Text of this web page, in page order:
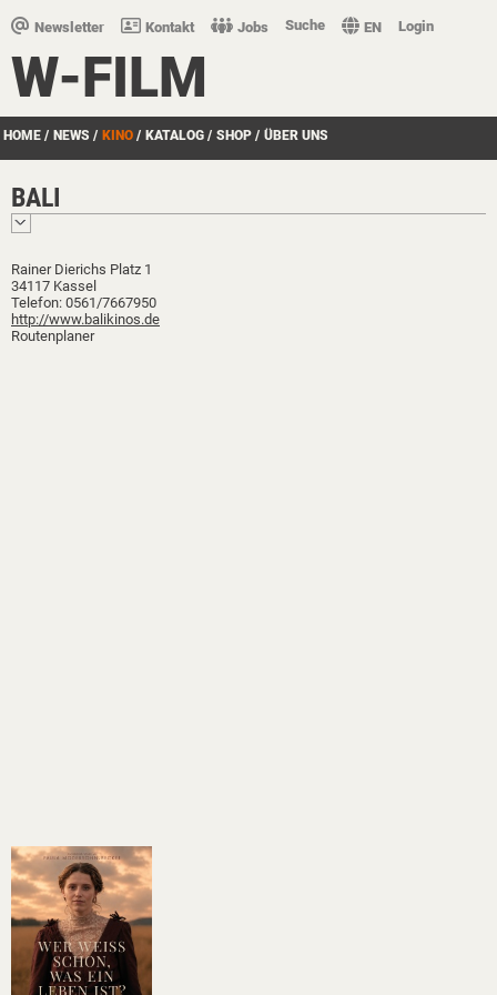
Newsletter Kontakt Jobs Suche EN Login
W-FILM
HOME / NEWS / KINO / KATALOG / SHOP / ÜBER UNS
BALI
Rainer Dierichs Platz 1
34117 Kassel
Telefon: 0561/7667950
http://www.balikinos.de
Routenplaner